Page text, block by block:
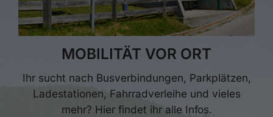
MOBILITÄT VOR ORT
Ihr sucht nach Busverbindungen, Parkplätzen,
Ladestationen, Fahrradverleihe und vieles
mehr? Hier findet ihr alle Infos.